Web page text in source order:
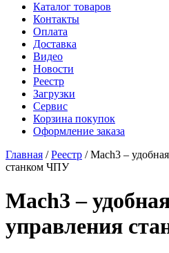
Каталог товаров
Контакты
Оплата
Доставка
Видео
Новости
Реестр
Загрузки
Сервис
Корзина покупок
Оформление заказа
Главная /Реестр / Mach3 –
станком ЧПУ
Mach3 –
управления